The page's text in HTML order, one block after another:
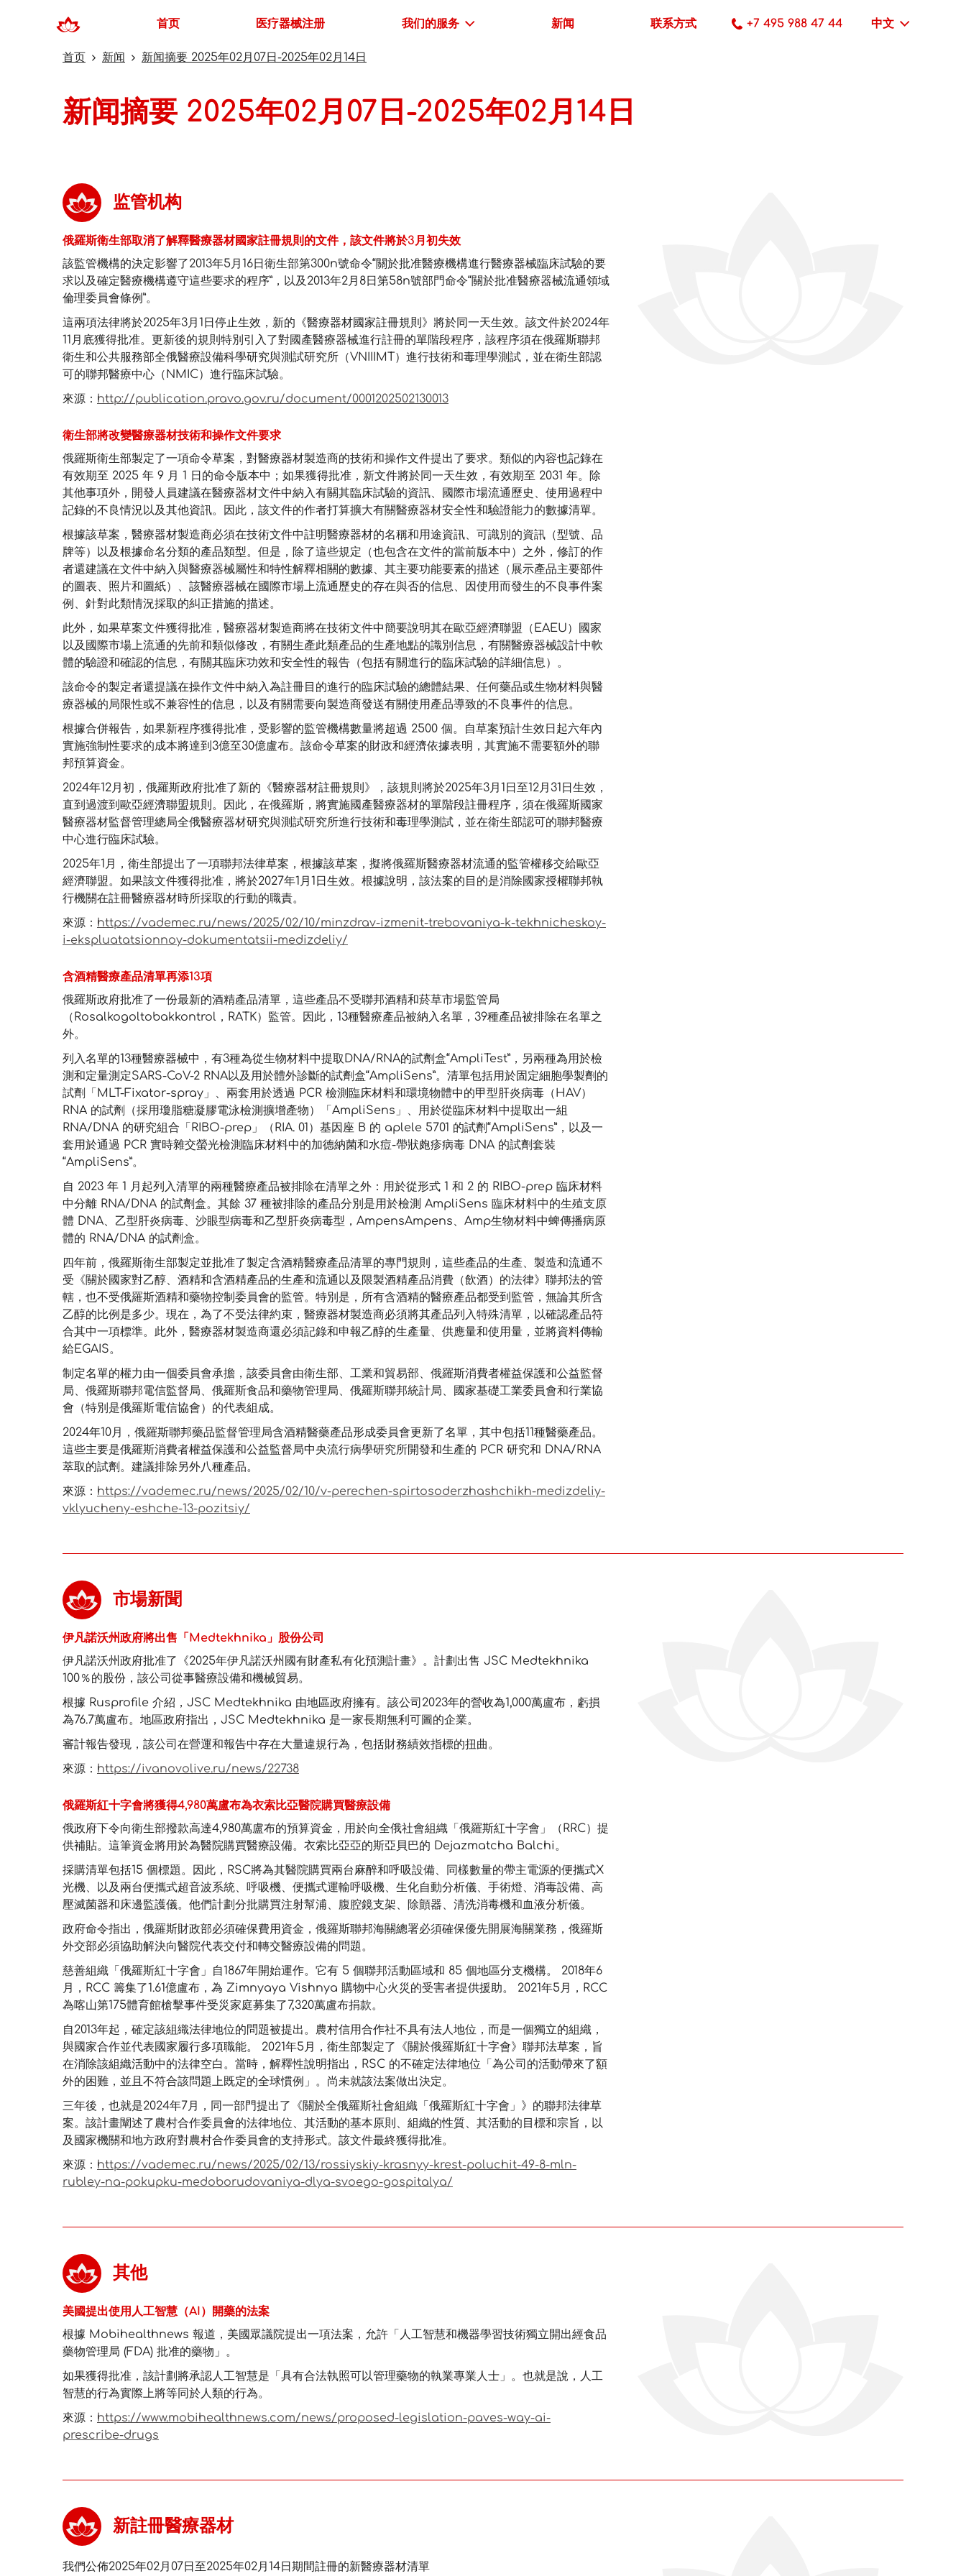
首页 医疗器械注册 我们的服务 新闻 联系方式 +7 495 988 47 44 中文
首页 新闻 新闻摘要 2025年02月07日-2025年02月14日
新闻摘要 2025年02月07日-2025年02月14日
监管机构
俄羅斯衛生部取消了解釋醫療器材國家註冊規則的文件，該文件將於3月初失效
該監管機構的決定影響了2013年5月16日衛生部第300n號命令“關於批准醫療機構進行醫療器械臨床試驗的要
求以及確定醫療機構遵守這些要求的程序”，以及2013年2月8日第58n號部門命令“關於批准醫療器械流通領域
倫理委員會條例”。
這兩項法律將於2025年3月1日停止生效，新的《醫療器材國家註冊規則》將於同一天生效。該文件於2024年
11月底獲得批准。更新後的規則特別引入了對國產醫療器械進行註冊的單階段程序，該程序須在俄羅斯聯邦
衛生和公共服務部全俄醫療設備科學研究與測試研究所（VNIIIMT）進行技術和毒理學測試，並在衛生部認
可的聯邦醫療中心（NMIC）進行臨床試驗。
來源： http://publication.pravo.gov.ru/document/0001202502130013
衛生部將改變醫療器材技術和操作文件要求
俄羅斯衛生部製定了一項命令草案，對醫療器材製造商的技術和操作文件提出了要求。類似的內容也記錄在
有效期至 2025 年 9 月 1 日的命令版本中；如果獲得批准，新文件將於同一天生效，有效期至 2031 年。除
其他事項外，開發人員建議在醫療器材文件中納入有關其臨床試驗的資訊、國際市場流通歷史、使用過程中
記錄的不良情況以及其他資訊。因此，該文件的作者打算擴大有關醫療器材安全性和驗證能力的數據清單。
根據該草案，醫療器材製造商必須在技術文件中註明醫療器材的名稱和用途資訊、可識別的資訊（型號、品
牌等）以及根據命名分類的產品類型。但是，除了這些規定（也包含在文件的當前版本中）之外，修訂的作
者還建議在文件中納入與醫療器械屬性和特性解釋相關的數據、其主要功能要素的描述（展示產品主要部件
的圖表、照片和圖紙）、該醫療器械在國際市場上流通歷史的存在與否的信息、因使用而發生的不良事件案
例、針對此類情況採取的糾正措施的描述。
此外，如果草案文件獲得批准，醫療器材製造商將在技術文件中簡要說明其在歐亞經濟聯盟（EAEU）國家
以及國際市場上流通的先前和類似修改，有關生產此類產品的生產地點的識別信息，有關醫療器械設計中軟
體的驗證和確認的信息，有關其臨床功效和安全性的報告（包括有關進行的臨床試驗的詳細信息）。
該命令的製定者還提議在操作文件中納入為註冊目的進行的臨床試驗的總體結果、任何藥品或生物材料與醫
療器械的局限性或不兼容性的信息，以及有關需要向製造商發送有關使用產品導致的不良事件的信息。
根據合併報告，如果新程序獲得批准，受影響的監管機構數量將超過 2500 個。自草案預計生效日起六年內
實施強制性要求的成本將達到3億至30億盧布。該命令草案的財政和經濟依據表明，其實施不需要額外的聯
邦預算資金。
2024年12月初，俄羅斯政府批准了新的《醫療器材註冊規則》，該規則將於2025年3月1日至12月31日生效，
直到過渡到歐亞經濟聯盟規則。因此，在俄羅斯，將實施國產醫療器材的單階段註冊程序，須在俄羅斯國家
醫療器材監督管理總局全俄醫療器材研究與測試研究所進行技術和毒理學測試，並在衛生部認可的聯邦醫療
中心進行臨床試驗。
2025年1月，衛生部提出了一項聯邦法律草案，根據該草案，擬將俄羅斯醫療器材流通的監管權移交給歐亞
經濟聯盟。如果該文件獲得批准，將於2027年1月1日生效。根據說明，該法案的目的是消除國家授權聯邦執
行機關在註冊醫療器材時所採取的行動的職責。
來源： https://vademec.ru/news/2025/02/10/minzdrav-izmenit-trebovaniya-k-tekhnicheskoy-
i-ekspluatatsionnoy-dokumentatsii-medizdeliy/
含酒精醫療產品清單再添13項
俄羅斯政府批准了一份最新的酒精產品清單，這些產品不受聯邦酒精和菸草市場監管局
（Rosalkogoltobakkontrol，RATK）監管。因此，13種醫療產品被納入名單，39種產品被排除在名單之
外。
列入名單的13種醫療器械中，有3種為從生物材料中提取DNA/RNA的試劑盒“AmpliTest”，另兩種為用於檢
測和定量測定SARS-CoV-2 RNA以及用於體外診斷的試劑盒“AmpliSens”。清單包括用於固定細胞學製劑的
試劑「MLT-Fixator-spray」、兩套用於透過 PCR 檢測臨床材料和環境物體中的甲型肝炎病毒（HAV）
RNA 的試劑（採用瓊脂糖凝膠電泳檢測擴增產物）「AmpliSens」、用於從臨床材料中提取出一組
RNA/DNA 的研究組合「RIBO-prep」（RIA. 01）基因座 B 的 aplele 5701 的試劑“AmpliSens”，以及一
套用於通過 PCR 實時雜交螢光檢測臨床材料中的加德納菌和水痘-帶狀皰疹病毒 DNA 的試劑套裝
“AmpliSens”。
自 2023 年 1 月起列入清單的兩種醫療產品被排除在清單之外：用於從形式 1 和 2 的 RIBO-prep 臨床材料
中分離 RNA/DNA 的試劑盒。其餘 37 種被排除的產品分別是用於檢測 AmpliSens 臨床材料中的生殖支原
體 DNA、乙型肝炎病毒、沙眼型病毒和乙型肝炎病毒型，AmpensAmpens、Amp生物材料中蜱傳播病原
體的 RNA/DNA 的試劑盒。
四年前，俄羅斯衛生部製定並批准了製定含酒精醫療產品清單的專門規則，這些產品的生產、製造和流通不
受《關於國家對乙醇、酒精和含酒精產品的生產和流通以及限製酒精產品消費（飲酒）的法律》聯邦法的管
轄，也不受俄羅斯酒精和藥物控制委員會的監管。特別是，所有含酒精的醫療產品都受到監管，無論其所含
乙醇的比例是多少。現在，為了不受法律約束，醫療器材製造商必須將其產品列入特殊清單，以確認產品符
合其中一項標準。此外，醫療器材製造商還必須記錄和申報乙醇的生產量、供應量和使用量，並將資料傳輸
給EGAIS。
制定名單的權力由一個委員會承擔，該委員會由衛生部、工業和貿易部、俄羅斯消費者權益保護和公益監督
局、俄羅斯聯邦電信監督局、俄羅斯食品和藥物管理局、俄羅斯聯邦統計局、國家基礎工業委員會和行業協
會（特別是俄羅斯電信協會）的代表組成。
2024年10月，俄羅斯聯邦藥品監督管理局含酒精醫藥產品形成委員會更新了名單，其中包括11種醫藥產品。
這些主要是俄羅斯消費者權益保護和公益監督局中央流行病學研究所開發和生產的 PCR 研究和 DNA/RNA
萃取的試劑。建議排除另外八種產品。
來源： https://vademec.ru/news/2025/02/10/v-perechen-spirtosoderzhashchikh-medizdeliy-
vklyucheny-eshche-13-pozitsiy/
市場新聞
伊凡諾沃州政府將出售「Medtekhnika」股份公司
伊凡諾沃州政府批准了《2025年伊凡諾沃州國有財產私有化預測計畫》。計劃出售 JSC Medtekhnika
100％的股份，該公司從事醫療設備和機械貿易。
根據 Rusprofile 介紹，JSC Medtekhnika 由地區政府擁有。該公司2023年的營收為1,000萬盧布，虧損
為76.7萬盧布。地區政府指出，JSC Medtekhnika 是一家長期無利可圖的企業。
審計報告發現，該公司在營運和報告中存在大量違規行為，包括財務績效指標的扭曲。
來源： https://ivanovolive.ru/news/22738
俄羅斯紅十字會將獲得4,980萬盧布為衣索比亞醫院購買醫療設備
俄政府下令向衛生部撥款高達4,980萬盧布的預算資金，用於向全俄社會組織「俄羅斯紅十字會」（RRC）提
供補貼。這筆資金將用於為醫院購買醫療設備。衣索比亞亞的斯亞貝巴的 Dejazmatcha Balchi。
採購清單包括15 個標題。因此，RSC將為其醫院購買兩台麻醉和呼吸設備、同樣數量的帶主電源的便攜式X
光機、以及兩台便攜式超音波系統、呼吸機、便攜式運輸呼吸機、生化自動分析儀、手術燈、消毒設備、高
壓滅菌器和床邊監護儀。他們計劃分批購買注射幫浦、腹腔鏡支架、除顫器、清洗消毒機和血液分析儀。
政府命令指出，俄羅斯財政部必須確保費用資金，俄羅斯聯邦海關總署必須確保優先開展海關業務，俄羅斯
外交部必須協助解決向醫院代表交付和轉交醫療設備的問題。
慈善組織「俄羅斯紅十字會」自1867年開始運作。它有 5 個聯邦活動區域和 85 個地區分支機構。 2018年6
月，RCC 籌集了1.61億盧布，為 Zimnyaya Vishnya 購物中心火災的受害者提供援助。 2021年5月，RCC
為喀山第175體育館槍擊事件受災家庭募集了7,320萬盧布捐款。
自2013年起，確定該組織法律地位的問題被提出。農村信用合作社不具有法人地位，而是一個獨立的組織，
與國家合作並代表國家履行多項職能。 2021年5月，衛生部製定了《關於俄羅斯紅十字會》聯邦法草案，旨
在消除該組織活動中的法律空白。當時，解釋性說明指出，RSC 的不確定法律地位「為公司的活動帶來了額
外的困難，並且不符合該問題上既定的全球慣例」。尚未就該法案做出決定。
三年後，也就是2024年7月，同一部門提出了《關於全俄羅斯社會組織「俄羅斯紅十字會」》的聯邦法律草
案。該計畫闡述了農村合作委員會的法律地位、其活動的基本原則、組織的性質、其活動的目標和宗旨，以
及國家機關和地方政府對農村合作委員會的支持形式。該文件最終獲得批准。
來源： https://vademec.ru/news/2025/02/13/rossiyskiy-krasnyy-krest-poluchit-49-8-mln-
rubley-na-pokupku-medoborudovaniya-dlya-svoego-gospitalya/
其他
美國提出使用人工智慧（AI）開藥的法案
根據 Mobihealthnews 報道，美國眾議院提出一項法案，允許「人工智慧和機器學習技術獨立開出經食品
藥物管理局 (FDA) 批准的藥物」。
如果獲得批准，該計劃將承認人工智慧是「具有合法執照可以管理藥物的執業專業人士」。也就是說，人工
智慧的行為實際上將等同於人類的行為。
來源： https://www.mobihealthnews.com/news/proposed-legislation-paves-way-ai-
prescribe-drugs
新註冊醫療器材
我們公佈2025年02月07日至2025年02月14日期間註冊的新醫療器材清單